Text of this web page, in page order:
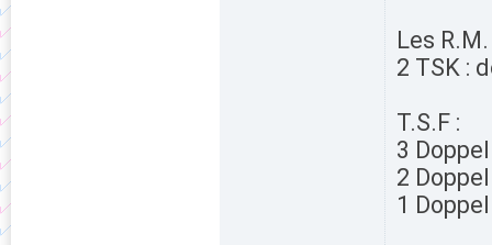
Les R.M.
2 TSK :
T.S.F :
3
2
1